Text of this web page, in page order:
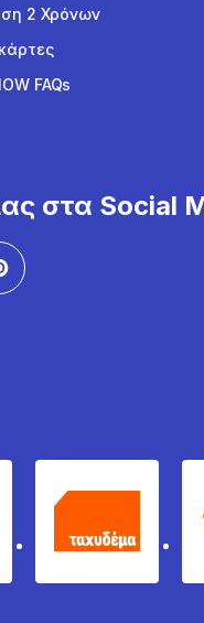
2 Χρόνων
FAQs
στα Social
Ταχυδέμα